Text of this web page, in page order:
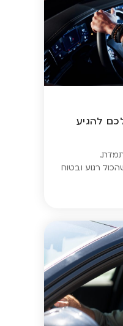
לכם להגיע
רגוע ובטוח
שמצמצם את
חיים –